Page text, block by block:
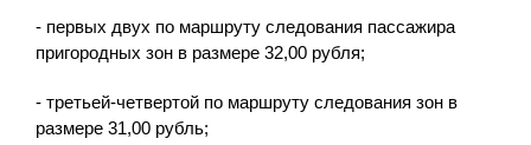
- первых двух по маршруту следования пассажира
пригородных зон в размере 32,00 рубля;
- третьей-четвертой по маршруту следования зон в
размере 31,00 рубль;